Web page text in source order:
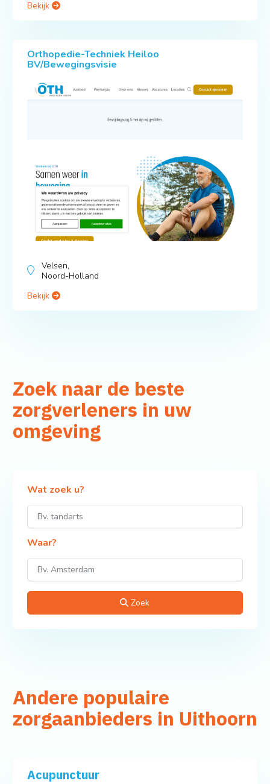
Bekijk
Orthopedie-Techniek Heiloo
BV/Bewegingsvisie
Velsen,
Noord-Holland
Bekijk
Zoek naar de beste
zorgverleners in uw
omgeving
Wat zoek u?
Waar?
Zoek
Andere populaire
zorgaanbieders in Uithoorn
Acupunctuur